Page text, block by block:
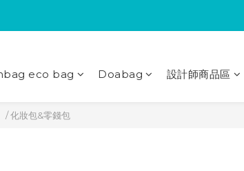
eco bag Doabag 設計師商品區
/化妝包&零錢包